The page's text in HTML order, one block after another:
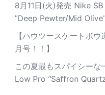
8月11日(火)発売 Nike
”Deep Pewter/Mid
【ハウツースケートボ
月号！！】
この夏最もスパイシー
Low Pro “Saffron